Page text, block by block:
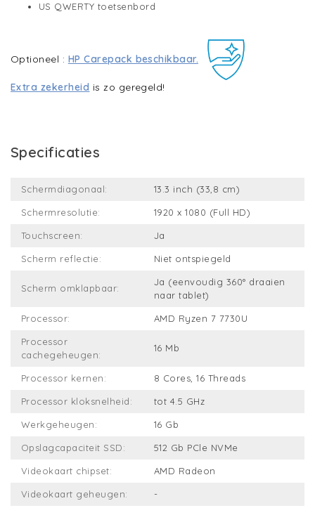
US QWERTY toetsenbord
Optioneel : HP Carepack beschikbaar.
Extra zekerheid is zo geregeld!
Specificaties
Schermdiagonaal: 13.3 inch (33,8 cm)
Schermresolutie: 1920 x 1080 (Full HD)
Touchscreen: Ja
Scherm reflectie: Niet ontspiegeld
Scherm omklapbaar:
Ja (eenvoudig 360° draaien
naar tablet)
Processor: AMD Ryzen 7 7730U
Processor
cachegeheugen:
16 Mb
Processor kernen: 8 Cores, 16 Threads
Processor kloksnelheid: tot 4.5 GHz
Werkgeheugen: 16 Gb
Opslagcapaciteit SSD: 512 Gb PCle NVMe
Videokaart chipset: AMD Radeon
Videokaart geheugen: -